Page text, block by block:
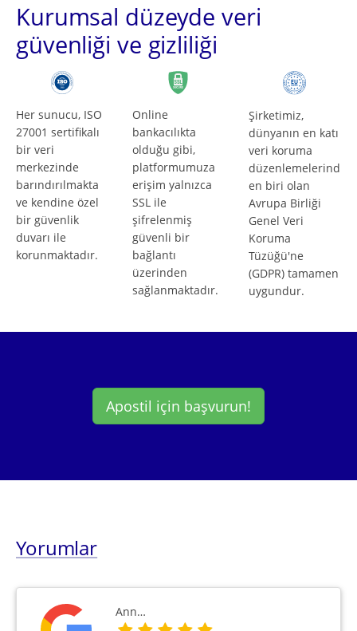
Kurumsal düzeyde veri
güvenliği ve gizliliği
Her sunucu, ISO
27001 sertifikalı
bir veri
merkezinde
barındırılmakta
ve kendine özel
bir güvenlik
duvarı ile
korunmaktadır.
Online
bankacılıkta
olduğu gibi,
platformumuza
erişim yalnızca
SSL ile
şifrelenmiş
güvenli bir
bağlantı
üzerinden
sağlanmaktadır.
Şirketimiz,
dünyanın en katı
veri koruma
düzenlemelerind
en biri olan
Avrupa Birliği
Genel Veri
Koruma
Tüzüğü'ne
(GDPR) tamamen
uygundur.
Apostil için başvurun!
Yorumlar
Ann…